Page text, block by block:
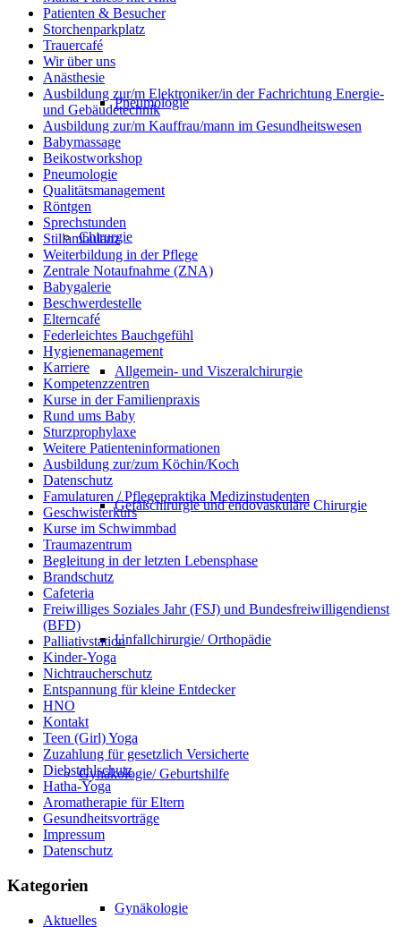
Pneumologie
Chirurgie
Allgemein- und Viszeralchirurgie
Gefäßchirurgie und endovaskuläre Chirurgie
Unfallchirurgie/ Orthopädie
Gynäkologie/ Geburtshilfe
Gynäkologie
Patienten & Besucher
Storchenparkplatz
Trauercafé
Wir über uns
Anästhesie
Ausbildung zur/m Elektroniker/in der Fachrichtung Energie-
und Gebäudetechnik
Ausbildung zur/m Kauffrau/mann im Gesundheitswesen
Babymassage
Beikostworkshop
Pneumologie
Qualitätsmanagement
Röntgen
Sprechstunden
Stillambulanz
Weiterbildung in der Pflege
Zentrale Notaufnahme (ZNA)
Babygalerie
Beschwerdestelle
Elterncafé
Federleichtes Bauchgefühl
Hygienemanagement
Karriere
Kompetenzzentren
Kurse in der Familienpraxis
Rund ums Baby
Sturzprophylaxe
Weitere Patienteninformationen
Ausbildung zur/zum Köchin/Koch
Datenschutz
Famulaturen / Pflegepraktika Medizinstudenten
Geschwisterkurs
Kurse im Schwimmbad
Traumazentrum
Begleitung in der letzten Lebensphase
Brandschutz
Cafeteria
Freiwilliges Soziales Jahr (FSJ) und Bundesfreiwilligendienst
(BFD)
Palliativstation
Kinder-Yoga
Nichtraucherschutz
Entspannung für kleine Entdecker
HNO
Kontakt
Teen (Girl) Yoga
Zuzahlung für gesetzlich Versicherte
Diebstahlschutz
Hatha-Yoga
Aromatherapie für Eltern
Gesundheitsvorträge
Impressum
Datenschutz
Kategorien
Aktuelles